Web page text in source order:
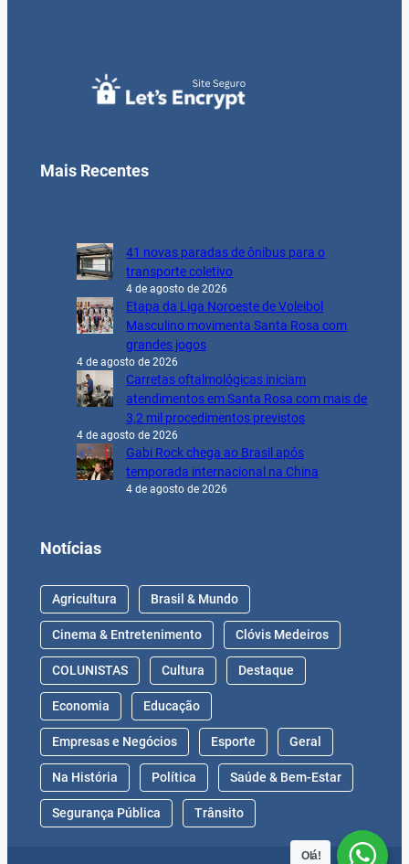
Mais Recentes
41 novas paradas de ônibus para o
transporte coletivo
4 de agosto de 2026
Etapa da Liga Noroeste de Voleibol
Masculino movimenta Santa Rosa com
grandes jogos
4 de agosto de 2026
Carretas oftalmológicas iniciam
atendimentos em Santa Rosa com mais de
3,2 mil procedimentos previstos
4 de agosto de 2026
Gabi Rock chega ao Brasil após
temporada internacional na China
4 de agosto de 2026
Notícias
Agricultura Brasil & Mundo
Cinema & Entretenimento Clóvis Medeiros
COLUNISTAS Cultura Destaque
Economia Educação
Empresas e Negócios Esporte Geral
Na História Política Saúde & Bem-Estar
Segurança Pública Trânsito
Olá!